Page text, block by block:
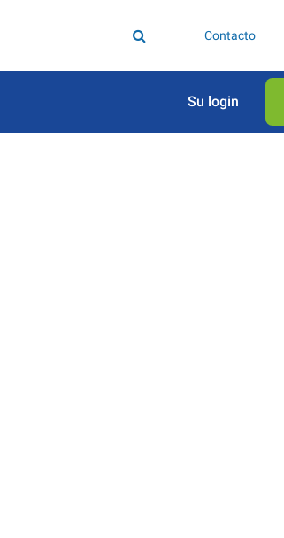
Contacto
Su login